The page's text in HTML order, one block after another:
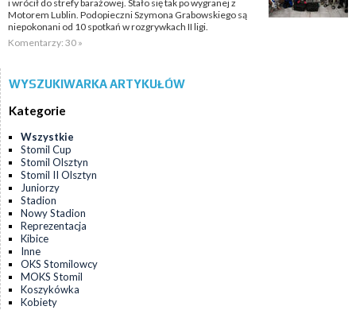
i wrócił do strefy barażowej. Stało się tak po wygranej z
Motorem Lublin. Podopieczni Szymona Grabowskiego są
niepokonani od 10 spotkań w rozgrywkach II ligi.
Komentarzy: 30 »
WYSZUKIWARKA ARTYKUŁÓW
Kategorie
Wszystkie
Stomil Cup
Stomil Olsztyn
Stomil II Olsztyn
Juniorzy
Stadion
Nowy Stadion
Reprezentacja
Kibice
Inne
OKS Stomilowcy
MOKS Stomil
Koszykówka
Kobiety